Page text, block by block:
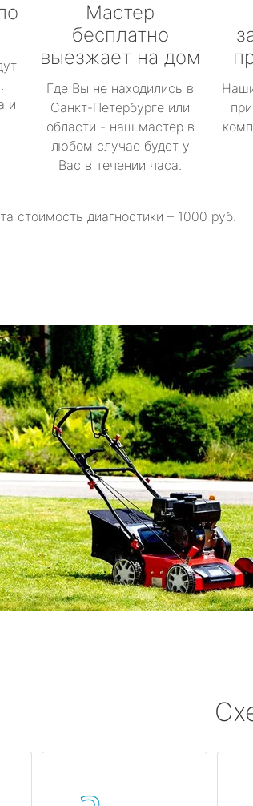
и
Мастер
бесплатно
выезжает на дом
Где Вы не находились в
Санкт-Петербурге или
области - наш мастер в
любом случае будет у
Вас в течении часа.
стоимость диагностики – 1000 руб.